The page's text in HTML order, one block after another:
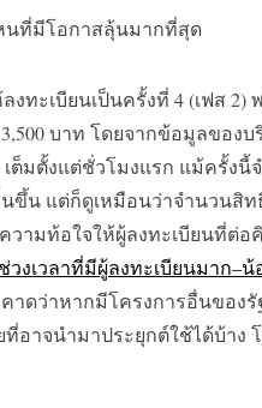
หนที่มีโอกาสลุ้นมากที่สุด
งทะเบียนเป็นครั้งที่ 4 (เฟส2)
3,500บาท โดยจากข้อมูลของบ
ต็มตั้งแต่ชั่วโมงแรก แม้ครั้ง
น แต่ก็ดูเหมือนว่าจำนวนสิท
วามท้อใจให้ผู้ลงทะเบียนที่ต่
งเวลาที่มีผู้ลงทะเบียนมาก–น้
าดว่าหากมีโครงการอื่นของ
ที่อาจนำมาประยุกต์ใช้ได้บ้าง